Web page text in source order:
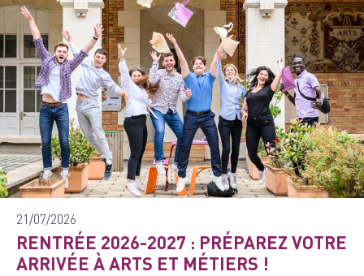
21/07/2026
RENTRÉE 2026-2027 : PRÉPAREZ VOTRE
ARRIVÉE À ARTS ET MÉTIERS !